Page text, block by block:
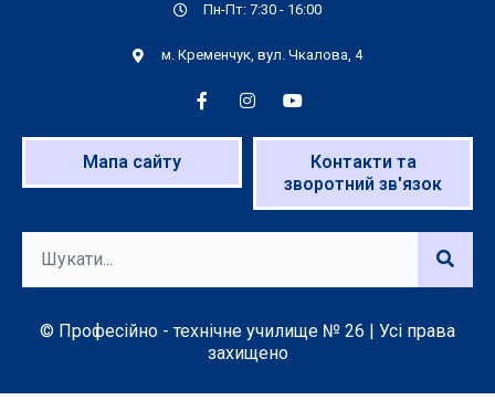
Пн-Пт: 7:30 - 16:00
м. Кременчук, вул. Чкалова, 4
Мапа сайту
Контакти та
зворотний зв'язок
© Професійно - технічне училище № 26 | Усі права
захищено